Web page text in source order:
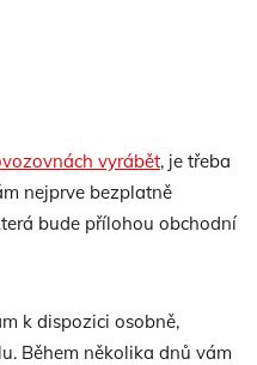
vyrábět, je třeba
nejprve bezplatně
bude přílohou obchodní
k dispozici osobně,
Během několika dnů vám